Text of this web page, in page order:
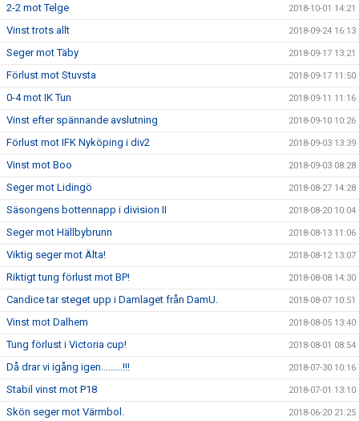
2-2 mot Telge 2018-10-01 14:21
Vinst trots allt 2018-09-24 16:13
Seger mot Täby 2018-09-17 13:21
Förlust mot Stuvsta 2018-09-17 11:50
0-4 mot IK Tun 2018-09-11 11:16
Vinst efter spännande avslutning 2018-09-10 10:26
Förlust mot IFK Nyköping i div2 2018-09-03 13:39
Vinst mot Boo 2018-09-03 08:28
Seger mot Lidingö 2018-08-27 14:28
Säsongens bottennapp i division II 2018-08-20 10:04
Seger mot Hällbybrunn 2018-08-13 11:06
Viktig seger mot Älta! 2018-08-12 13:07
Riktigt tung förlust mot BP! 2018-08-08 14:30
Candice tar steget upp i Damlaget från DamU. 2018-08-07 10:51
Vinst mot Dalhem 2018-08-05 13:40
Tung förlust i Victoria cup! 2018-08-01 08:54
Då drar vi igång igen.........!!! 2018-07-30 10:16
Stabil vinst mot P18 2018-07-01 13:10
Skön seger mot Värmbol. 2018-06-20 21:25